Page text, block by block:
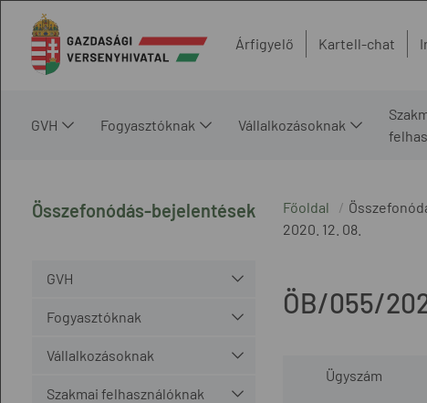
Árfigyelő Kartell-chat
GVH Fogyasztóknak Vállalkozásoknak
Összefonódás-bejelentések
GVH
Fogyasztóknak
Vállalkozásoknak
Szakmai felhasználóknak
Főoldal
2020. 12. 08.
ÖB/055/
Ügyszám